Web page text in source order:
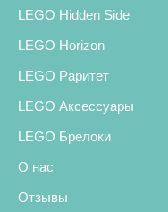
LEGO Hidden Side
LEGO Horizon
LEGO Раритет
LEGO Аксессуары
LEGO Брелоки
О нас
Отзывы